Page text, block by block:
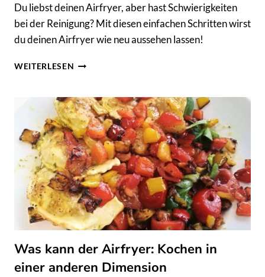
Du liebst deinen Airfryer, aber hast Schwierigkeiten
bei der Reinigung? Mit diesen einfachen Schritten wirst
du deinen Airfryer wie neu aussehen lassen!
WEITERLESEN DEIN
ES
DIR
DANKEN:
SO
WIRD
DIE
REINIGUNG
ZUM
KINDERSPIEL!
Was kann der Airfryer: Kochen in
einer anderen Dimension